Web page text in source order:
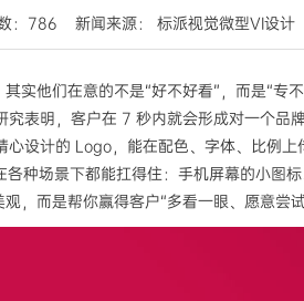
786 新闻来源： 标派视觉微型VI设计
实他们在意的不是“好不好看”，而是“专
表明，客户在 7 秒内就会形成对一个品
设计的 Logo，能在配色、字体、比例上
种场景下都能扛得住：手机屏幕的小图标
，而是帮你赢得客户“多看一眼、愿意尝